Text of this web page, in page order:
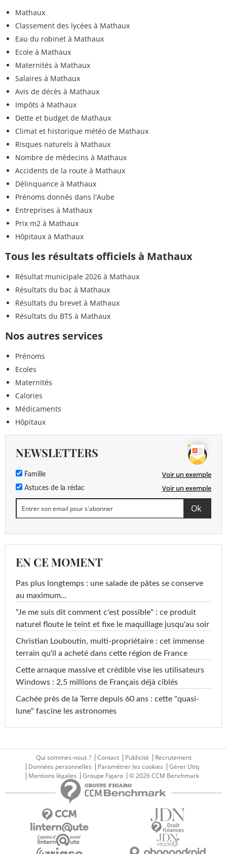
Mathaux
Classement des lycées à Mathaux
Eau du robinet à Mathaux
Ecole à Mathaux
Maternités à Mathaux
Salaires à Mathaux
Avis de décès à Mathaux
Impôts à Mathaux
Dette et budget de Mathaux
Climat et historique météo de Mathaux
Risques naturels à Mathaux
Nombre de médecins à Mathaux
Accidents de la route à Mathaux
Délinquance à Mathaux
Prénoms donnés dans l'Aube
Entreprises à Mathaux
Prix m2 à Mathaux
Hôpitaux à Mathaux
Tous les résultats officiels à Mathaux
Résultat municipale 2026 à Mathaux
Résultats du bac à Mathaux
Résultats du brevet à Mathaux
Résultats du BTS à Mathaux
Nos autres services
Prénoms
Ecoles
Maternités
Calories
Médicaments
Hôpitaux
NEWSLETTERS
Famille Voir un exemple
Astuces de la rédac Voir un exemple
EN CE MOMENT
Pas plus longtemps : une salade de pâtes se conserve
au maximum...
"Je me suis dit comment c'est possible" : ce produit
naturel floute le teint et fixe le maquillage jusqu'au soir
Christian Louboutin, multi-propriétaire : cet immense
terrain qu'il a acheté dans cette région de France
Cette arnaque massive et crédible vise les utilisateurs
Windows : 2,5 millions de Français déjà ciblés
Cachée près de la Terre depuis 60 ans : cette "quasi-
lune" fascine les astronomes
Qui sommes-nous ? Contact Publicité
Recrutement
Données personnelles
Paramétrer les cookies
Gérer Utiq
Mentions légales
Groupe Figaro © 2026 CCM Benchmark